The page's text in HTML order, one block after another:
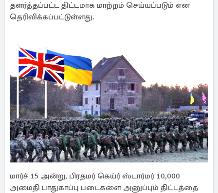
தளர்த்தப்பட்ட திட்டமாக மாற்றம் செய்யப்படும் என
தெரிவிக்கப்பட்டுள்ளது.
மார்ச் 15 அன்று, பிரதமர் கெய்ர் ஸ்டார்மர் 10,000
அமைதி பாதுகாப்பு படைகளை அனுப்பும் திட்டத்தை